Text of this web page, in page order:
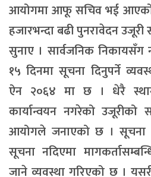
आयोगमा आफू सचिव भई
हजारभन्दा बढी पुनरावेदन
सुनाए । सार्वजनिक
१५ दिनमा सूचना दिनुपर्ने
ऐन २०६४ मा छ । धेरै
कार्यान्वयन नगरेको
आयोगले जनाएको छ । सूचना
सूचना नदिएमा
जाने व्यवस्था गरिएको छ ।